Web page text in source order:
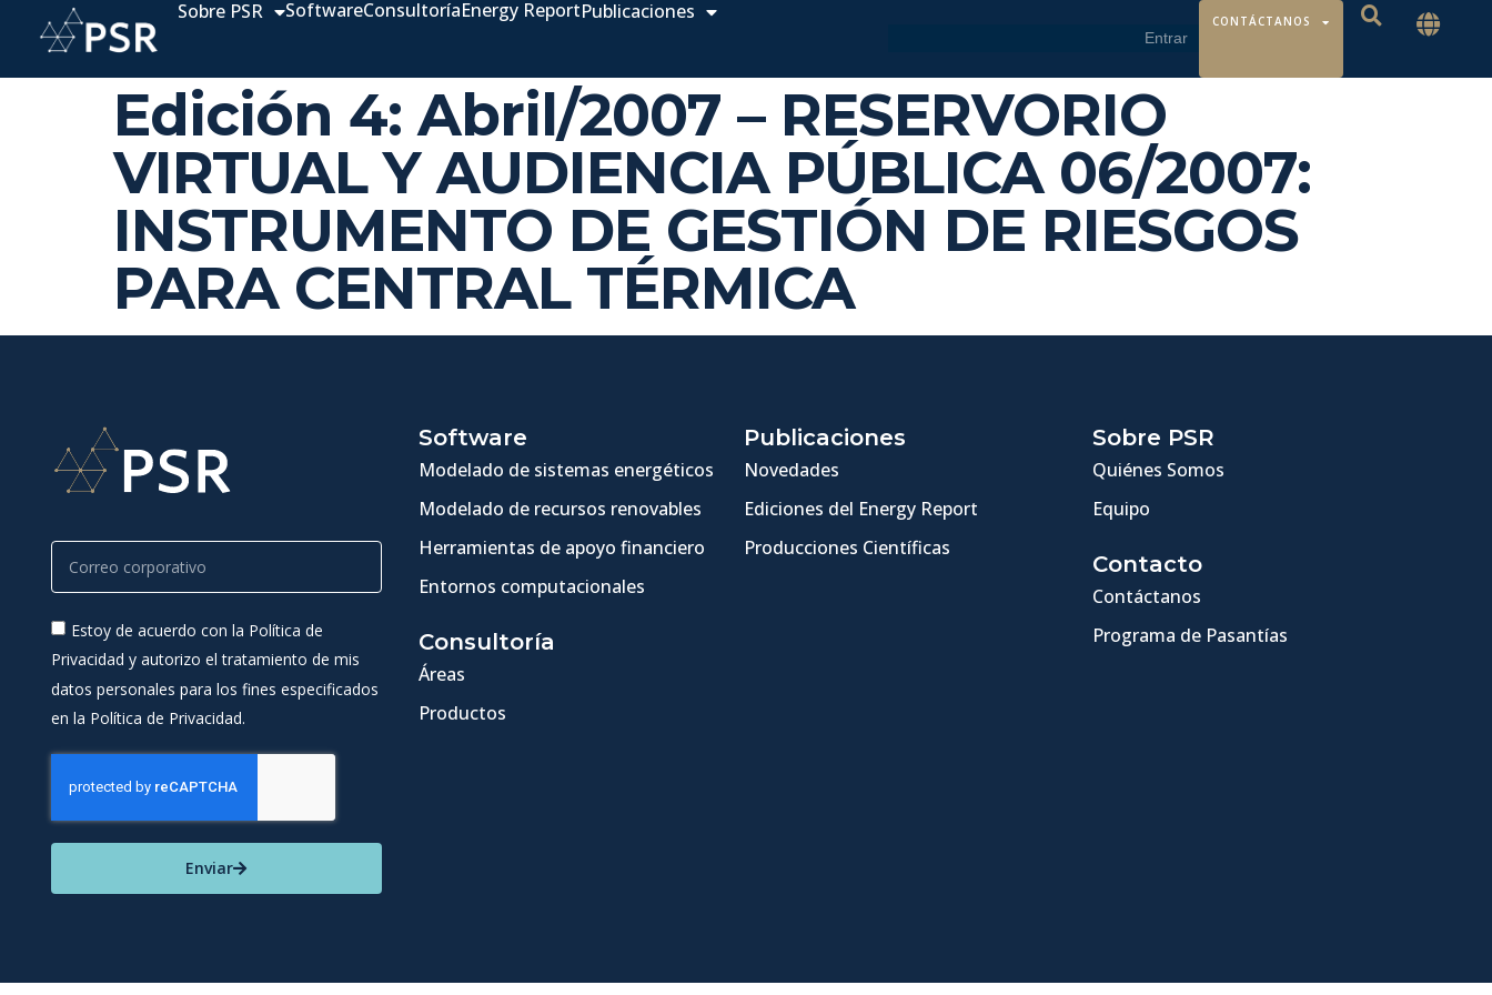
Sobre PSR SoftwareConsultoríaEnergy ReportPublicaciones CONTÁCTANOS
Edición 4: Abril/2007 – RESERVORIO
VIRTUAL Y AUDIENCIA PÚBLICA 06/2007:
INSTRUMENTO DE GESTIÓN DE RIESGOS
PARA CENTRAL TÉRMICA
Estoy de acuerdo con la Política de
Privacidad y autorizo el tratamiento de mis
datos personales para los fines especificados
en la Política de Privacidad.
Enviar
Software
Modelado de sistemas energéticos
Modelado de recursos renovables
Herramientas de apoyo financiero
Entornos computacionales
Consultoría
Áreas
Productos
Publicaciones
Novedades
Ediciones del Energy Report
Producciones Científicas
Sobre PSR
Quiénes Somos
Equipo
Contacto
Contáctanos
Programa de Pasantías